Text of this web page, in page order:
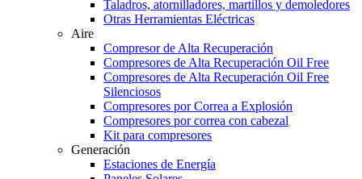
Taladros, atornilladores, martillos y demoledores
Otras Herramientas Eléctricas
Aire
Compresor de Alta Recuperación
Compresores de Alta Recuperación Oil Free
Compresores de Alta Recuperación Oil Free
Silenciosos
Compresores por Correa a Explosión
Compresores por correa con cabezal
Kit para compresores
Generación
Estaciones de Energía